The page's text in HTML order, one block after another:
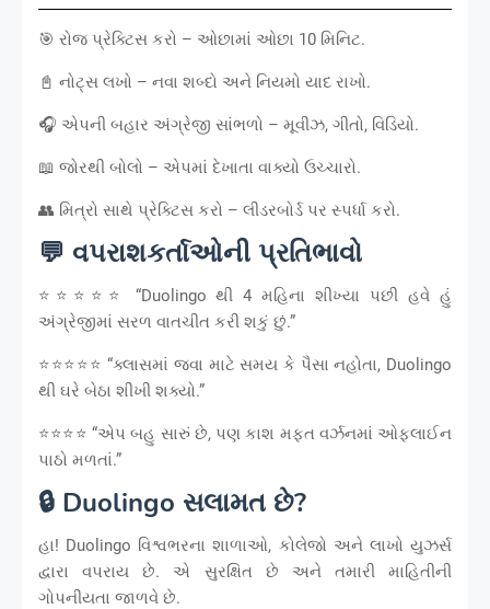
🎯 રોજ પ્રેક્ટિસ કરો – ઓછામાં ઓછા 10 મિનિટ.
📓 નોટ્સ લખો – નવા શબ્દો અને નિયમો યાદ રાખો.
🎧 એપની બહાર અંગ્રેજી સાંભળો – મૂવીઝ, ગીતો, વિડિયો.
📖 જોરથી બોલો – એપમાં દેખાતા વાક્યો ઉચ્ચારો.
👥 મિત્રો સાથે પ્રેક્ટિસ કરો – લીડરબોર્ડ પર સ્પર્ધા કરો.
💬 વપરાશકર્તાઓની પ્રતિભાવો
⭐⭐⭐⭐⭐ “Duolingo થી 4 મહિના શીખ્યા પછી હવે હું
અંગ્રેજીમાં સરળ વાતચીત કરી શકું છું.”
⭐⭐⭐⭐⭐ “ક્લાસમાં જવા માટે સમય કે પૈસા નહોતા, Duolingo
થી ઘરે બેઠા શીખી શક્યો.”
⭐⭐⭐⭐ “એપ બહુ સારું છે, પણ કાશ મફત વર્ઝનમાં ઓફલાઈન
પાઠો મળતાં.”
🔒 Duolingo સલામત છે?
હા! Duolingo વિશ્વભરના શાળાઓ, કોલેજો અને લાખો યુઝર્સ
દ્વારા વપરાય છે. એ સુરક્ષિત છે અને તમારી માહિતીની
ગોપનીયતા જાળવે છે.